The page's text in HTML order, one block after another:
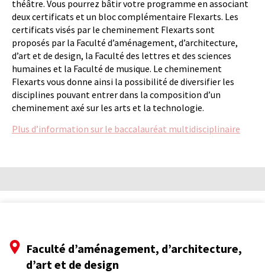
théâtre. Vous pourrez bâtir votre programme en associant
deux certificats et un bloc complémentaire Flexarts. Les
certificats visés par le cheminement Flexarts sont
proposés par la Faculté d’aménagement, d’architecture,
d’art et de design, la Faculté des lettres et des sciences
humaines et la Faculté de musique. Le cheminement
Flexarts vous donne ainsi la possibilité de diversifier les
disciplines pouvant entrer dans la composition d’un
cheminement axé sur les arts et la technologie.
Plus d’information sur le baccalauréat multidisciplinaire
Faculté d’aménagement, d’architecture,
d’art et de design